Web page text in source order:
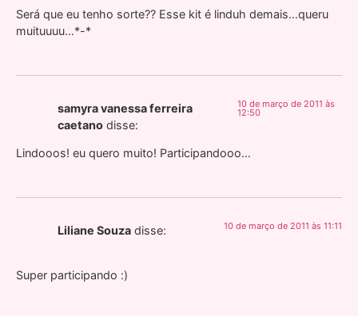
Será que eu tenho sorte?? Esse kit é linduh demais…queru
muituuuu…*-*
samyra vanessa ferreira
caetano disse:
10 de março de 2011 às
12:50
Lindooos! eu quero muito! Participandooo…
Liliane Souza disse: 10 de março de 2011 às 11:11
Super participando :)